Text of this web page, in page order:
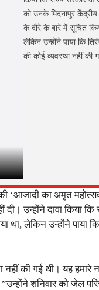
को उनके मिदनापुर
के दौरे के बारे में सूचित
लेकिन उन्होंने पाया कि
की कोई व्यवस्था नहीं की
‘आजादी का अमृत
उन्होंने दावा किया कि
लेकिन उन्होंने पाया कि
नहीं की गई थी। यह हमारे
शनिवार को जेल